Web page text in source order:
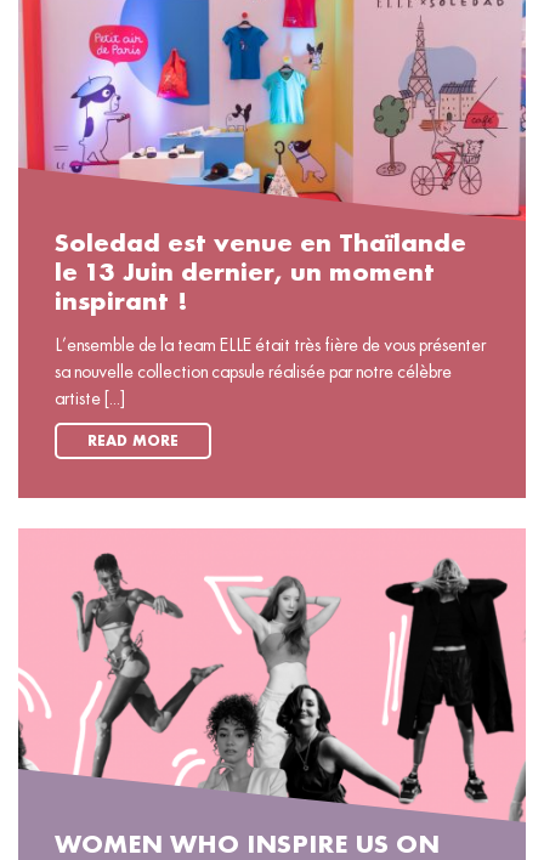
Soledad est venue en Thaïlande
le 13 Juin dernier, un moment
inspirant !
L’ensemble de la team ELLE était très fière de vous présenter
sa nouvelle collection capsule réalisée par notre célèbre
artiste [...]
READ MORE
WOMEN WHO INSPIRE US ON